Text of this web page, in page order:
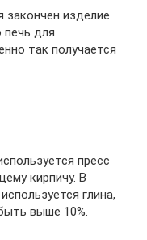
закончен изделие
печь для
так получается
пресс
кирпичу. В
глина,
выше 10%.